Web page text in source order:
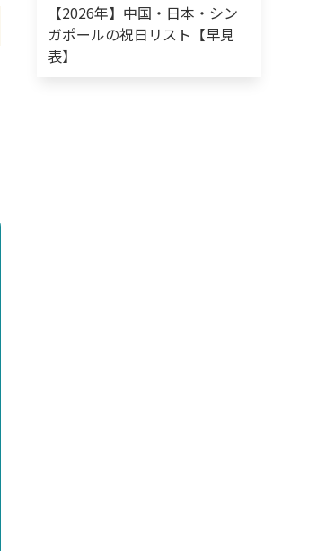
【2026年】中国・日本・シン
ガポールの祝日リスト【早見
表】